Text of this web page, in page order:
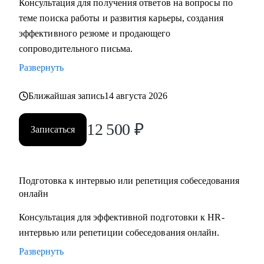
• Подготовлю вас к собеседованию и дам практические
рекомендации для успешного ведения сложных
в карьере, которая принесет вам максимальную
реализацию и доход
Разработаю быструю и эффективную стратегию поиска
новой работы
стали лучшим кандидатом в команде
• Разработаю личный пошаговый план (дорожную карту)
для быстрого и успешного перехода на новую, более
проверенные методики для преодоления выгорания и
Консультация для получения ответов на вопросы по
теме поиска работы и развития карьеры, создания
эффективного резюме и продающего
сопроводительного письма.
Развернуть
Ближайшая запись14 августа 2026
Записаться 12 500 ₽
Подготовка к интервью или репетиция собеседования
онлайн
Консультация для эффективной подготовки к HR-
интервью или репетиции собеседования онлайн.
Развернуть